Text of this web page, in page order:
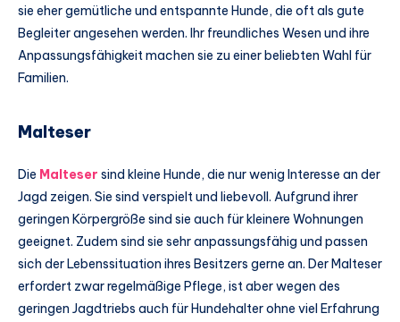
sie eher gemütliche und entspannte Hunde, die oft als gute
Begleiter angesehen werden. Ihr freundliches Wesen und ihre
Anpassungsfähigkeit machen sie zu einer beliebten Wahl für
Familien.
Malteser
Die Malteser sind kleine Hunde, die nur wenig Interesse an der
Jagd zeigen. Sie sind verspielt und liebevoll. Aufgrund ihrer
geringen Körpergröße sind sie auch für kleinere Wohnungen
geeignet. Zudem sind sie sehr anpassungsfähig und passen
sich der Lebenssituation ihres Besitzers gerne an. Der Malteser
erfordert zwar regelmäßige Pflege, ist aber wegen des
geringen Jagdtriebs auch für Hundehalter ohne viel Erfahrung